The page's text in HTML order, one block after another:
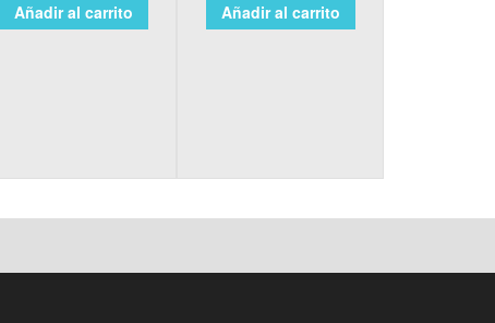
Añadir al carrito Añadir al carrito